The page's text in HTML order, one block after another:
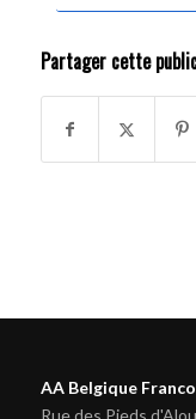
Partager cette
AA Belgique
Rue des Pieds